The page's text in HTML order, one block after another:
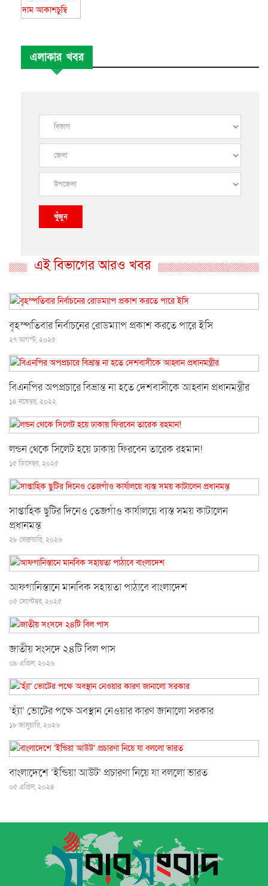
এলাকার খবর
খুঁজুন
এই বিভাগের আরও খবর
বৃহস্পতিবার নির্বাচনের রোডম্যাপ প্রকাশ করতে পারে ইসি
২৭ আগস্ট, ২০২৫
বিএনপির অপপ্রচারে বিভ্রান্ত না হতে দেশবাসীকে আহ্বান প্রধানমন্ত্রীর
১৪ নভেম্বর, ২০২২
লন্ডন থেকে সিলেট হয়ে ঢাকায় ফিরবেন তারেক রহমান!
১৫ ডিসেম্বর, ২০২৫
সাপ্তাহিক ছুটির দিনেও তেজগাঁও কার্যালয়ে ব্যস্ত সময় কাটালেন
প্রধানমন্ত্
২৮ ফেব্রুয়ারি, ২০২৬
আফগানিস্তানে মানবিক সহায়তা পাঠাবে বাংলাদেশ
০৫ সেপ্টেম্বর, ২০২৫
জাতীয় সংসদে ২৪টি বিল পাস
০৯ এপ্রিল, ২০২৬
‘হ্যাঁ’ ভোটের পক্ষে অবস্থান নেওয়ার কারণ জানালো সরকার
১৮ জানুয়ারি, ২০২৬
বাংলাদেশে ‘ইন্ডিয়া আউট’ প্রচারণা নিয়ে যা বললো ভারত
০৫ এপ্রিল, ২০২৪